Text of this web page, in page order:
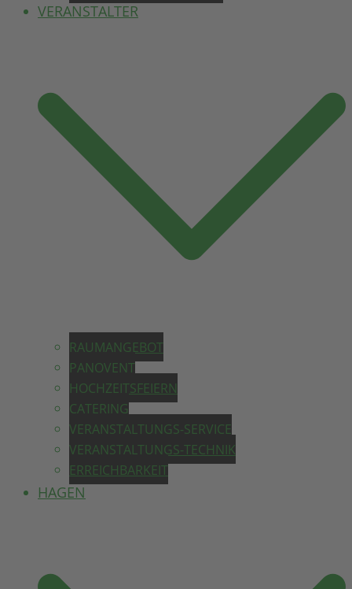
VERANSTALTER
RAUMANGEBOT
PANOVENT
HOCHZEITSFEIERN
CATERING
VERANSTALTUNGS-SERVICE
VERANSTALTUNGS-TECHNIK
ERREICHBARKEIT
HAGEN